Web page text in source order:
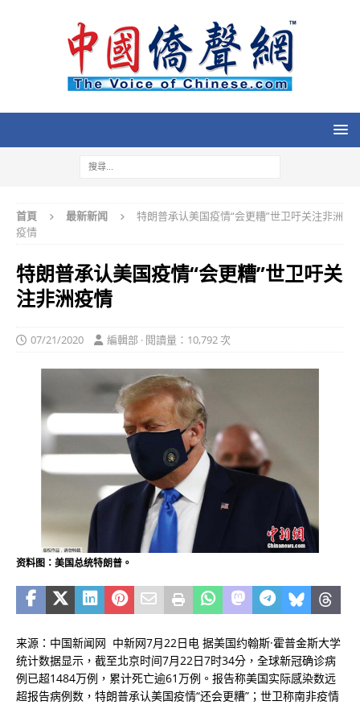
首頁 最新新闻
特朗普承认美国疫情“会更糟”世卫吁关注非洲
疫情
特朗普承认美国疫情“会更糟”世卫吁关
注非洲疫情
07/21/2020 編輯部 · 閱讀量：10,792 次
资料图：美国总统特朗普。
来源：中国新闻网 中新网7月22日电 据美国约翰斯·霍普金斯大学
统计数据显示，截至北京时间7月22日7时34分，全球新冠确诊病
例已超1484万例，累计死亡逾61万例。报告称美国实际感染数远
超报告病例数，特朗普承认美国疫情“还会更糟”；世卫称南非疫情